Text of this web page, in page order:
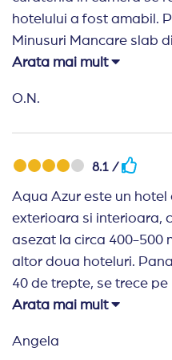
hotelului a fost amabil.
Minusuri Mancare slab
proasta calitate.
exterior pentru copii ,
Arata mai mult
O.N.
8.1 /
Aqua Azur este un hotel
exterioara si interioara,
asezat la circa 400-500
altor doua hoteluri.
40 de trepte, se trece
hotelului din fata, pe
gramada de gunoaie ce
Arata mai mult
Angela